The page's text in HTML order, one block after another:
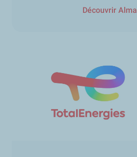
Découvrir Alma